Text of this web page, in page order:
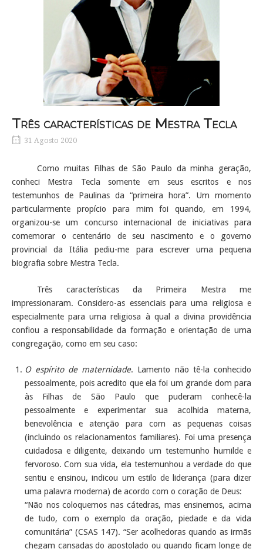
Três características de Mestra Tecla
31 Agosto 2020
Como muitas Filhas de São Paulo da minha geração,
conheci Mestra Tecla somente em seus escritos e nos
testemunhos de Paulinas da “primeira hora”. Um momento
particularmente propício para mim foi quando, em 1994,
organizou-se um concurso internacional de iniciativas para
comemorar o centenário de seu nascimento e o governo
provincial da Itália pediu-me para escrever uma pequena
biografia sobre Mestra Tecla.
Três características da Primeira Mestra me
impressionaram. Considero-as essenciais para uma religiosa e
especialmente para uma religiosa à qual a divina providência
confiou a responsabilidade da formação e orientação de uma
congregação, como em seu caso:
O espírito de maternidade. Lamento não tê-la conhecido
pessoalmente, pois acredito que ela foi um grande dom para
às Filhas de São Paulo que puderam conhecê-la
pessoalmente e experimentar sua acolhida materna,
benevolência e atenção para com as pequenas coisas
(incluindo os relacionamentos familiares). Foi uma presença
cuidadosa e diligente, deixando um testemunho humilde e
fervoroso. Com sua vida, ela testemunhou a verdade do que
sentiu e ensinou, indicou um estilo de liderança (para dizer
uma palavra moderna) de acordo com o coração de Deus:
“Não nos coloquemos nas cátedras, mas ensinemos, acima
de tudo, com o exemplo da oração, piedade e da vida
comunitária” (CSAS 147). “Ser acolhedoras quando as irmãs
chegam cansadas do apostolado ou quando ficam longe de